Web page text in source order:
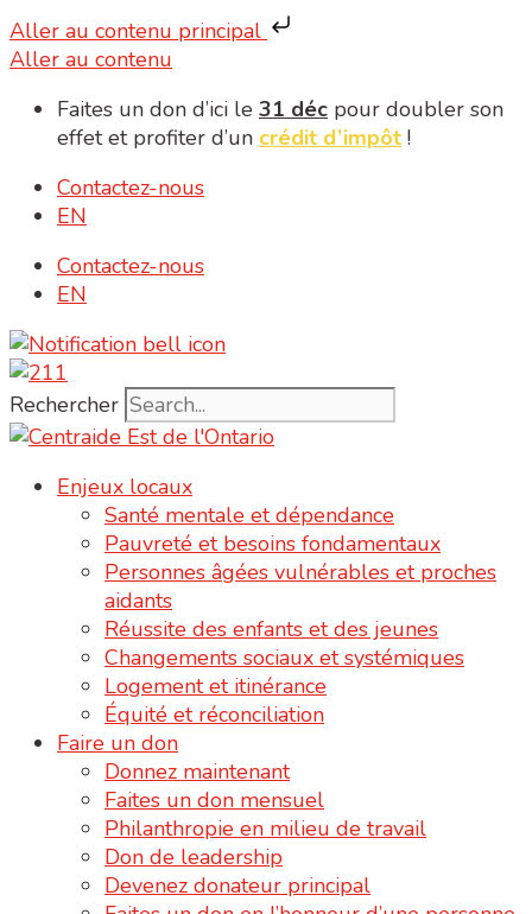
Aller au contenu principal
Aller au contenu
Faites un don d’ici le 31 déc pour doubler son
effet et profiter d’un crédit d’impôt !
Contactez-nous
EN
Contactez-nous
EN
Rechercher
Enjeux locaux
Santé mentale et dépendance
Pauvreté et besoins fondamentaux
Personnes âgées vulnérables et proches
aidants
Réussite des enfants et des jeunes
Changements sociaux et systémiques
Logement et itinérance
Équité et réconciliation
Faire un don
Donnez maintenant
Faites un don mensuel
Philanthropie en milieu de travail
Don de leadership
Devenez donateur principal